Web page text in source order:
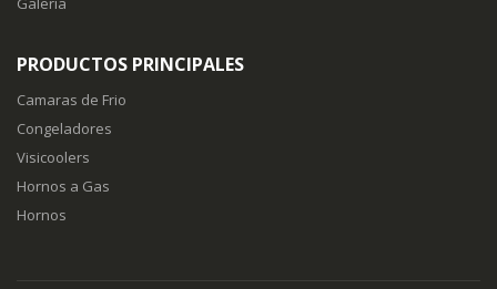
PRODUCTOS PRINCIPALES
Camaras de Frio
Congeladores
Visicoolers
Hornos a Gas
Hornos